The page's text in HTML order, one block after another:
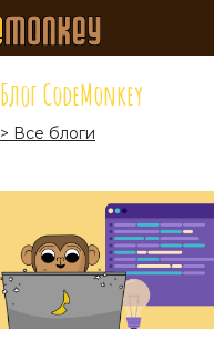
Блог CodeMonkey
> Все блоги